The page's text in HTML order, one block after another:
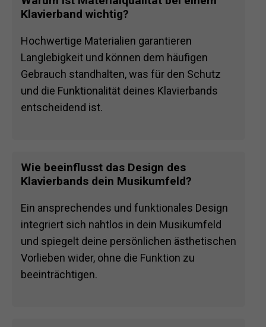
Klavierband wichtig?
Hochwertige Materialien garantieren
Langlebigkeit und können dem häufigen
Gebrauch standhalten, was für den Schutz
und die Funktionalität deines Klavierbands
entscheidend ist.
Wie beeinflusst das Design des
Klavierbands dein Musikumfeld?
Ein ansprechendes und funktionales Design
integriert sich nahtlos in dein Musikumfeld
und spiegelt deine persönlichen ästhetischen
Vorlieben wider, ohne die Funktion zu
beeinträchtigen.